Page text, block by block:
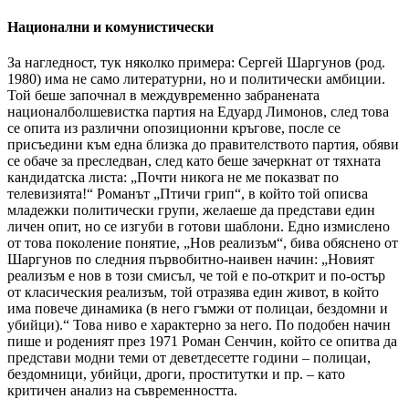
Национални и комунистически
За нагледност, тук няколко примера: Сергей Шаргунов (род.
1980) има не само литературни, но и политически амбиции.
Той беше започнал в междувременно забранената
националболшевистка партия на Едуард Лимонов, след това
се опита из различни опозиционни кръгове, после се
присъедини към една близка до правителството партия, обяви
се обаче за преследван, след като беше зачеркнат от тяхната
кандидатска листа: „Почти никога не ме показват по
телевизията!“ Романът „Птичи грип“, в който той описва
младежки политически групи, желаеше да представи един
личен опит, но се изгуби в готови шаблони. Едно измислено
от това поколение понятие, „Нов реализъм“, бива обяснено от
Шаргунов по следния първобитно-наивен начин: „Новият
реализъм е нов в този смисъл, че той е по-открит и по-остър
от класическия реализъм, той отразява един живот, в който
има повече динамика (в него гъмжи от полицаи, бездомни и
убийци).“ Това ниво е характерно за него. По подобен начин
пише и роденият през 1971 Роман Сенчин, който се опитва да
представи модни теми от деветдесетте години – полицаи,
бездомници, убийци, дроги, проститутки и пр. – като
критичен анализ на съвременността.